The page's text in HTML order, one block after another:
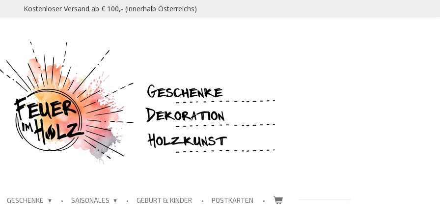
Kostenloser Versand ab € 100,- (innerhalb Österreichs)
GESCHENKE SAISONALES GEBURT & KINDER POSTKARTEN